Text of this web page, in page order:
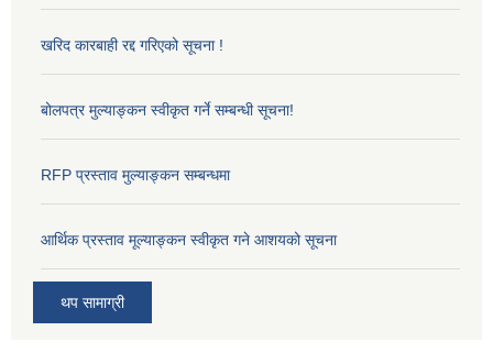
खरिद कारबाही रद्द गरिएको सूचना !
बोलपत्र मुल्याङ्कन स्वीकृत गर्ने सम्बन्धी सूचना!
RFP प्रस्ताव मुल्याङ्कन सम्बन्धमा
आर्थिक प्रस्ताव मूल्याङ्कन स्वीकृत गने आशयको सूचना
थप सामाग्री